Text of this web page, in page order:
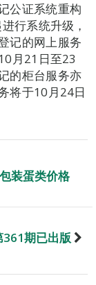
公证系统重构
行系统升级，
记的网上服务
月21日至23
的柜台服务亦
将于10月24日
装蛋类价格
361期已出版